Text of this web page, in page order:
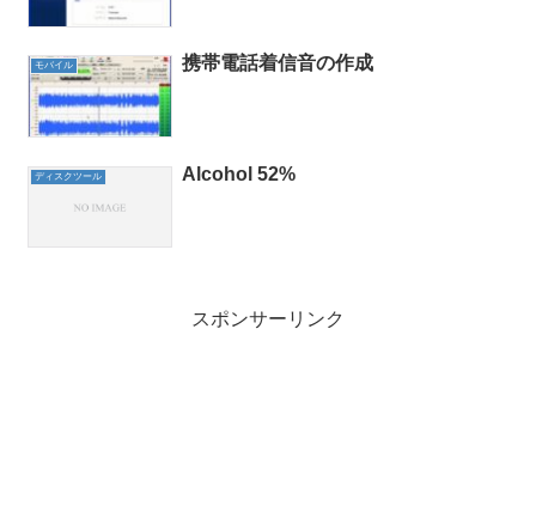
モバイル 携帯電話着信音の作成
ディスクツール Alcohol 52%
スポンサーリンク